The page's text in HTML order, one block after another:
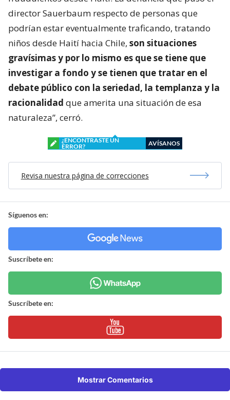
director Sauerbaum respecto de personas que
podrían estar eventualmente traficando, tratando
niños desde Haití hacia Chile, son situaciones
gravísimas y por lo mismo es que se tiene que
investigar a fondo y se tienen que tratar en el
debate público con la seriedad, la templanza y la
racionalidad que amerita una situación de esa
naturaleza”, cerró.
¿ENCONTRASTE UN
ERROR?
AVÍSANOS
Revisa nuestra página de correcciones
Síguenos en:
Suscríbete en:
Suscríbete en:
Mostrar Comentarios